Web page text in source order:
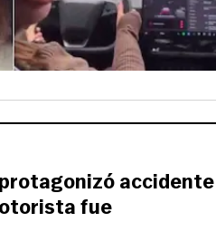
accidente
fue